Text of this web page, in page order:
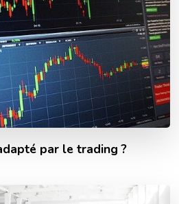
par le trading ?